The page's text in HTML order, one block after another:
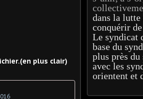
plus clair)
dans la lutte
conquérir
Le syndicat
base du
plus près
avec les
orientent et